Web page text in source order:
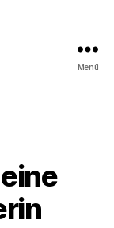
Menü